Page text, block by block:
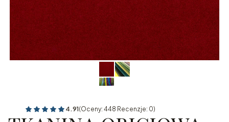
4.91(Oceny: 448 Recenzje: 0)